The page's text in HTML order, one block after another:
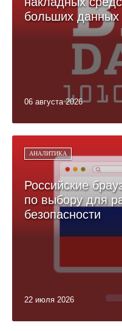
больших данных
06 августа 2026
АНАЛИТИКА
Российские
по выбору для
безопасности
22 июля 2026